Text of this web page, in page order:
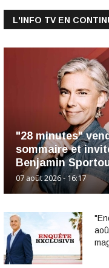
L'INFO TV EN
"28 minutes"
sommaire et
Benjamin
07 août 2026 - 16:17